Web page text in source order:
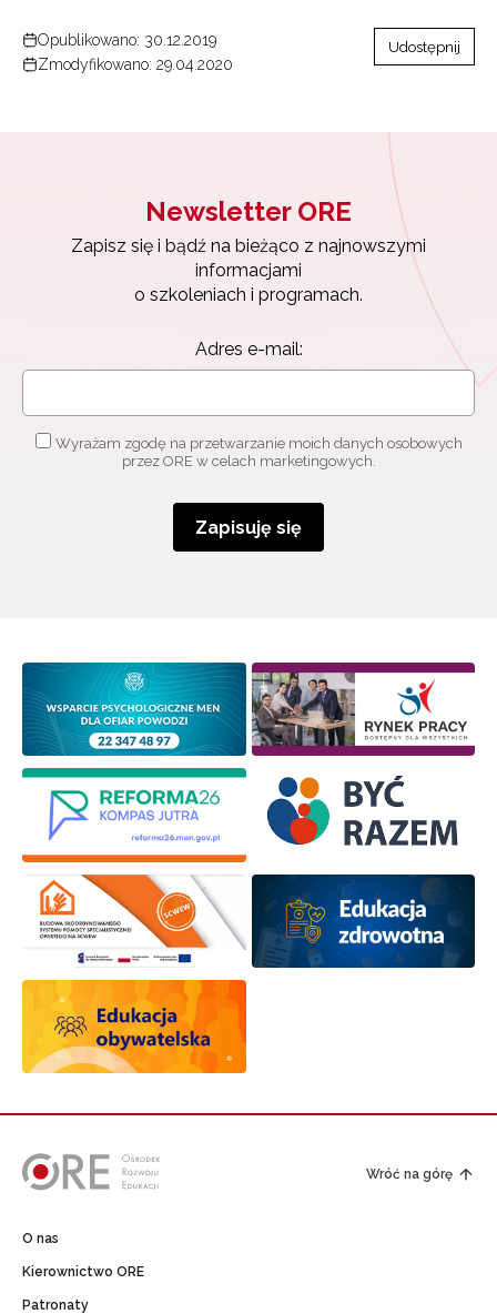
Opublikowano: 30.12.2019
Zmodyfikowano: 29.04.2020
Udostępnij
Newsletter ORE
Zapisz się i bądź na bieżąco z najnowszymi
informacjami
o szkoleniach i programach.
Adres e-mail:
Wyrażam zgodę na przetwarzanie moich danych osobowych
przez ORE w celach marketingowych.
Zapisuję się
Wróć na górę
O nas
Kierownictwo ORE
Patronaty